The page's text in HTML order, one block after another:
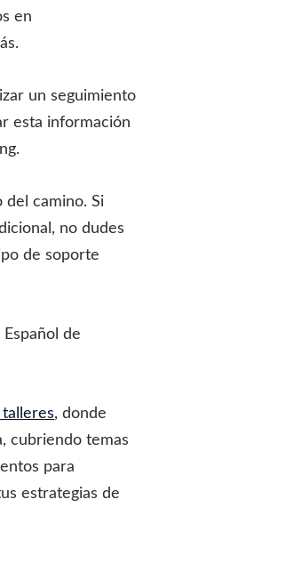
en
un seguimiento
esta información
del camino. Si
no dudes
de soporte
Español de
talleres, donde
cubriendo temas
para
estrategias de